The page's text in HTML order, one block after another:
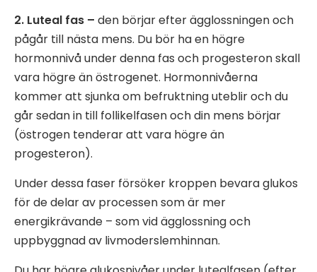
2. Luteal fas – den börjar efter ägglossningen och
pågår till nästa mens. Du bör ha en högre
hormonnivå under denna fas och progesteron skall
vara högre än östrogenet. Hormonnivåerna
kommer att sjunka om befruktning uteblir och du
går sedan in till follikelfasen och din mens börjar
(östrogen tenderar att vara högre än
progesteron).
Under dessa faser försöker kroppen bevara glukos
för de delar av processen som är mer
energikrävande – som vid ägglossning och
uppbyggnad av livmoderslemhinnan.